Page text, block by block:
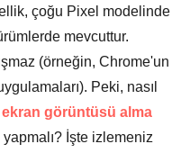
çoğu Pixel modelinde
mevcuttur.
(örneğin, Chrome'un
Peki, nasıl
görüntüsü alma
İşte izlemeniz